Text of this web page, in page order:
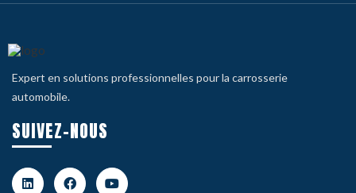
Expert en solutions professionnelles pour la carrosserie
automobile.
SUIVEZ-NOUS